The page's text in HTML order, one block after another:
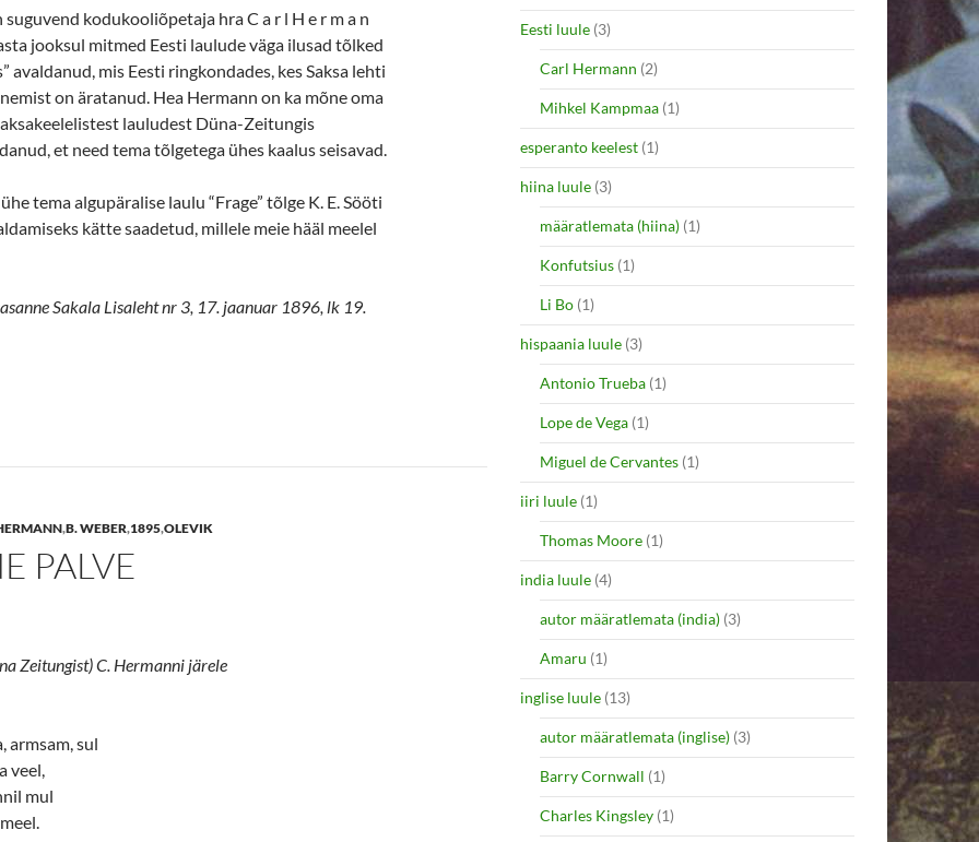
kodukooliõpetaja hra C a r l H e r m a n
jooksul mitmed Eesti laulude väga ilusad tõlked
avaldanud, mis Eesti ringkondades, kes Saksa lehti
on äratanud. Hea Hermann on ka mõne oma
lauludest Düna-Zeitungis
et need tema tõlgetega ühes kaalus seisavad.
tema algupäralise laulu “Frage” tõlge K. E. Sööti
kätte saadetud, millele meie hääl meelel
Sakala Lisaleht nr 3, 17. jaanuar 1896, lk 19.
,B. WEBER,1895,OLEVIK
PALVE
Zeitungist) C. Hermanni järele
armsam, sul
veel,
mul
Eesti luule (3)
Carl Hermann (2)
Mihkel Kampmaa (1)
esperanto keelest (1)
hiina luule (3)
määratlemata (hiina) (1)
Konfutsius (1)
Li Bo (1)
hispaania luule (3)
Antonio Trueba (1)
Lope de Vega (1)
Miguel de Cervantes (1)
iiri luule (1)
Thomas Moore (1)
india luule (4)
autor määratlemata (india) (3)
Amaru (1)
inglise luule (13)
autor määratlemata (inglise) (3)
Barry Cornwall (1)
Charles Kingsley (1)